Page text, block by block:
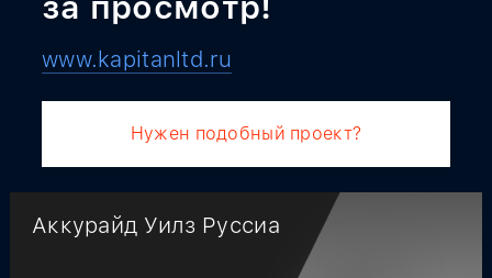
www.kapitanltd.ru
Нужен подобный проект?
Аккурайд Уилз Руссиа